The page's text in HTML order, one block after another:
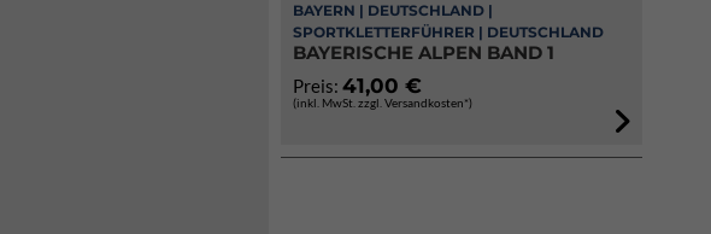
BAYERN | DEUTSCHLAND |
SPORTKLETTERFÜHRER | DEUTSCHLAND
BAYERISCHE ALPEN BAND 1
Preis: 41,00 €
(inkl. MwSt. zzgl. Versandkosten*)